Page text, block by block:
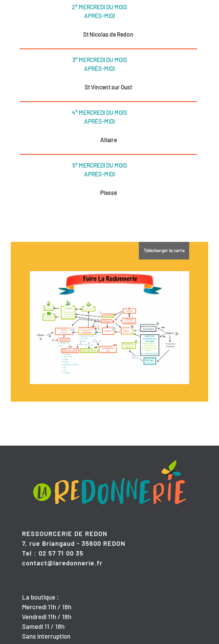
2e MERCREDI DU MOIS
APRÉS-MIDI
St Nicolas de Redon
3eMERCREDI DU MOIS
APRÉS-MIDI
St Vincent sur Oust
4e MERCREDI DU MOIS
APRÉS-MIDI
Allaire
5eMERCREDI DU MOIS
APRÉS-MIDI
Plessé
Télécharger la carte
RESSOURCERIE DE REDON
7, rue Briangaud - 35600 REDON
Tel : 02 57 71 00 35
contact@laredonnerie.fr
La boutique :
Mercredi 11h / 18h
Vendredi 11h / 18h
Samedi 11 / 18h
Sans interruption